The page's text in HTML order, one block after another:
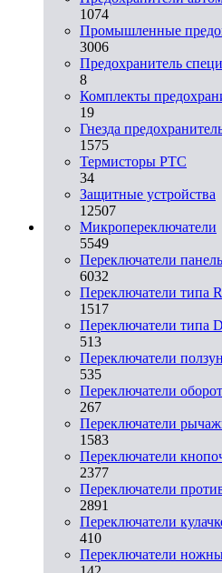
1074
Промышленные
3006
Предохранитель
8
Комплекты
19
Гнезда
1575
Термисторы PTC
34
Защитные устройства
12507
Микропереключатели
5549
Переключатели
6032
Переключатели типа
1517
Переключатели типа
513
Переключатели
535
Переключатели
267
Переключатели
1583
Переключатели
2377
Переключатели
2891
Переключатели
410
Переключатели